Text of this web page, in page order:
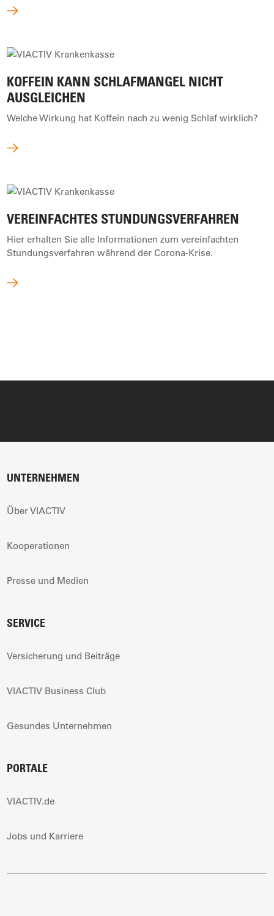
KOFFEIN KANN SCHLAFMANGEL NICHT
AUSGLEICHEN
Welche Wirkung hat Koffein nach zu wenig Schlaf wirklich?
VEREINFACHTES STUNDUNGSVERFAHREN
Hier erhalten Sie alle Informationen zum vereinfachten
Stundungsverfahren während der Corona-Krise.
UNTERNEHMEN
Über VIACTIV
Kooperationen
Presse und Medien
SERVICE
Versicherung und Beiträge
VIACTIV Business Club
Gesundes Unternehmen
PORTALE
VIACTIV.de
Jobs und Karriere